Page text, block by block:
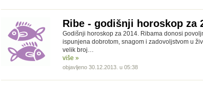
Ribe - godišnji horoskop za
Godišnji horoskop za 2014. Ribama donosi
ispunjena dobrotom, snagom i zadovoljstvom u
velik broj…
više »
objavljeno 30.12.2013. u 05:38